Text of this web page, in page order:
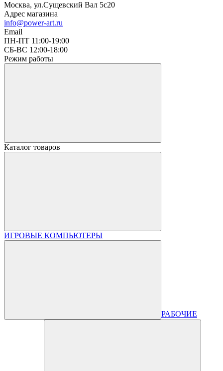
Москва, ул.Сущевский Вал 5с20
Адрес магазина
info@power-art.ru
Email
ПН-ПТ 11:00-19:00
СБ-ВС 12:00-18:00
Режим работы
Каталог товаров
ИГРОВЫЕ КОМПЬЮТЕРЫ
РАБОЧИЕ